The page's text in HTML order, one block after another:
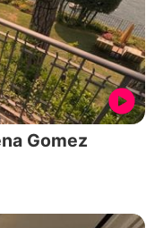
Gomez